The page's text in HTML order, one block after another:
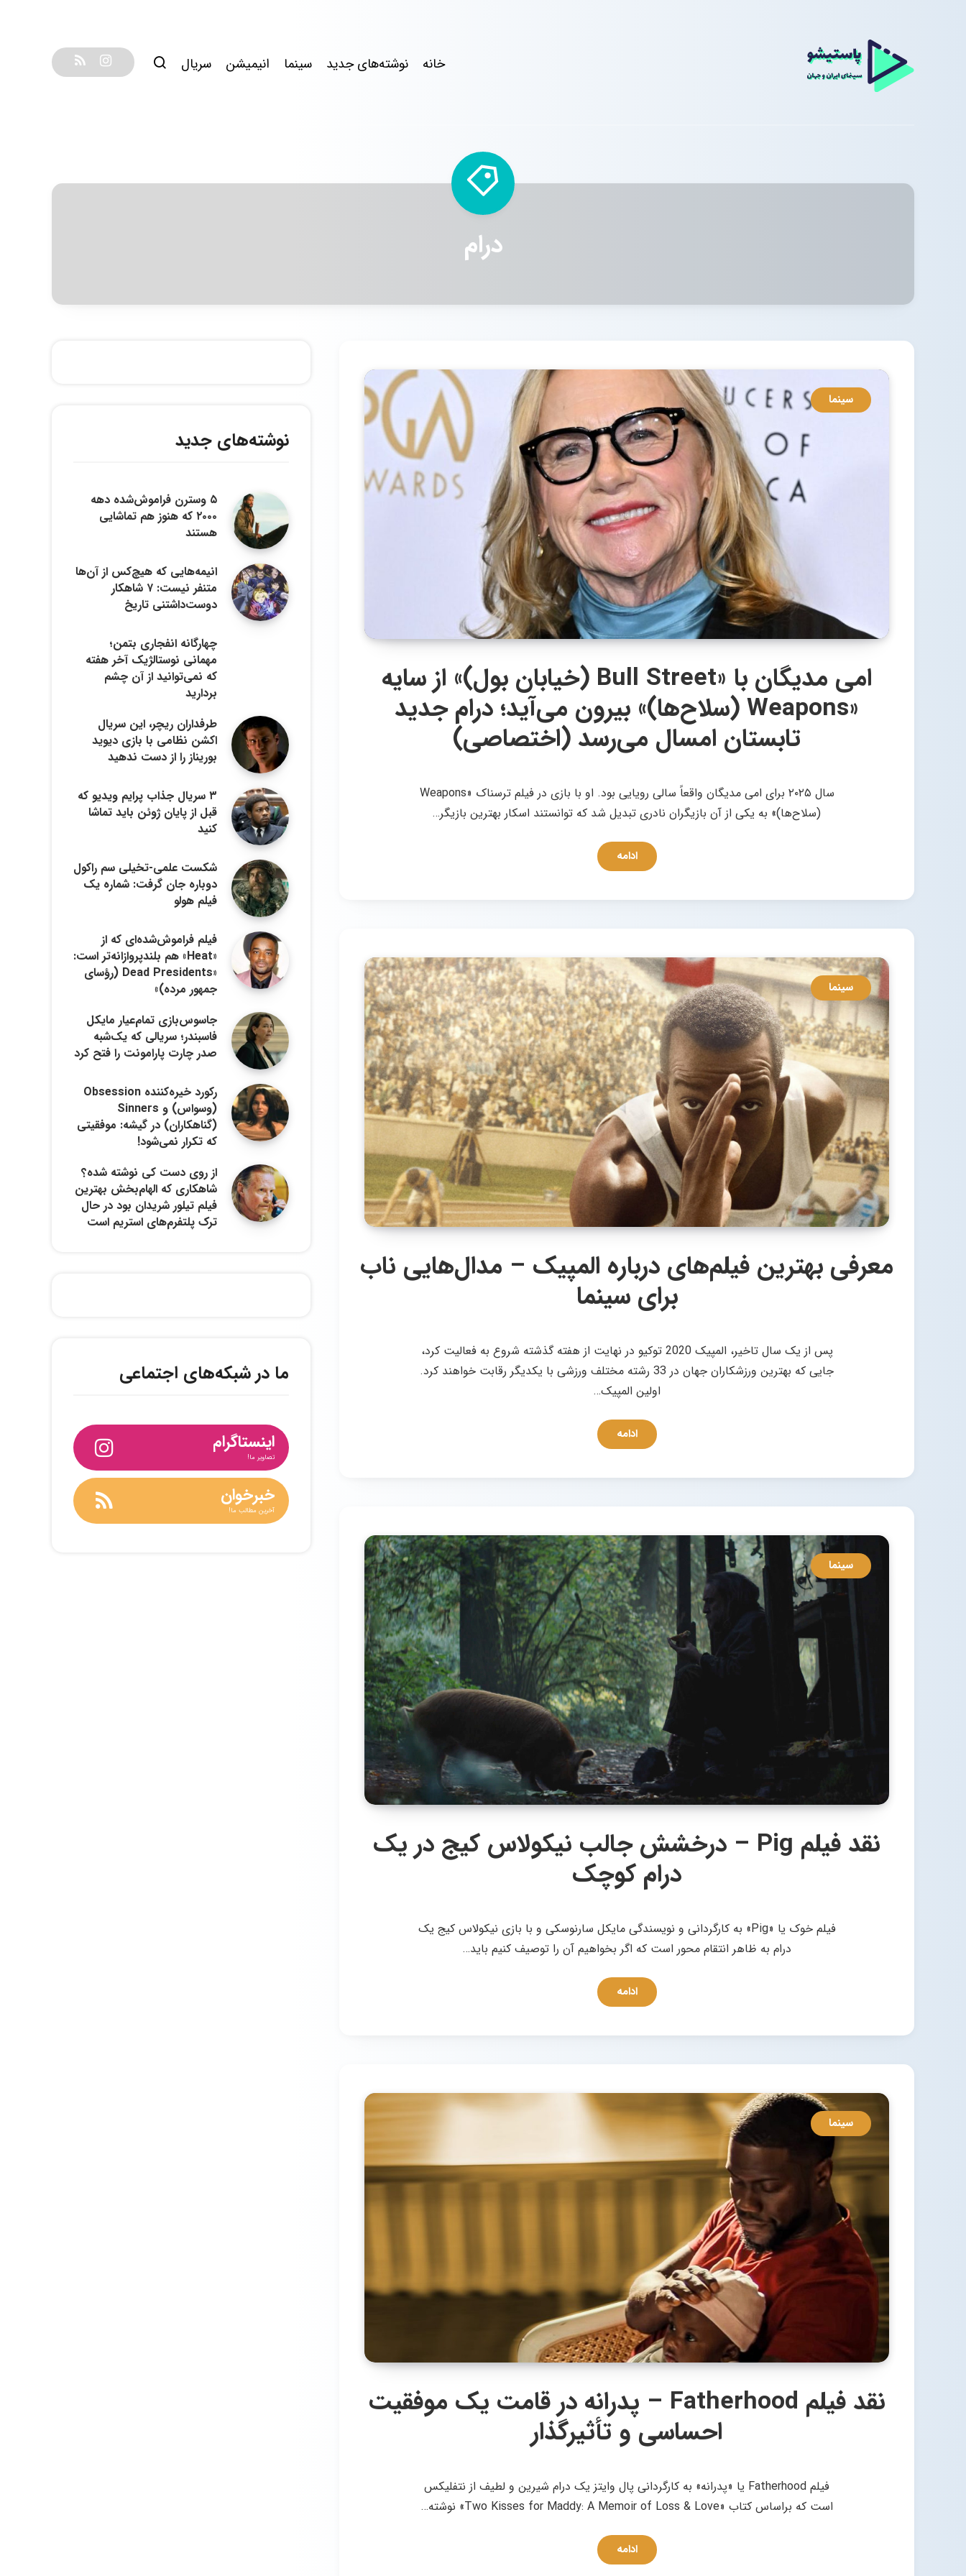
خانه نوشته‌های جدید سینما انیمیشن سریال
درام
سینما
امی مدیگان با «Bull Street (خیابان بول)» از سایه
«Weapons (سلاح‌ها)» بیرون می‌آید؛ درام جدید
تابستان امسال می‌رسد (اختصاصی)
سال ۲۰۲۵ برای امی مدیگان واقعاً سالی رویایی بود. او با بازی در فیلم ترسناک «Weapons
(سلاح‌ها)» به یکی از آن بازیگران نادری تبدیل شد که توانستند اسکار بهترین بازیگر…
ادامه
سینما
معرفی بهترین فیلم‌های درباره المپیک – مدال‌هایی ناب
برای سینما
پس از یک سال تاخیر، المپیک 2020 توکیو در نهایت از هفته گذشته شروع به فعالیت کرد،
جایی که بهترین ورزشکاران جهان در 33 رشته مختلف ورزشی با یکدیگر رقابت خواهند کرد.
اولین المپیک…
ادامه
سینما
نقد فیلم Pig – درخشش جالب نیکولاس کیج در یک
درام کوچک
فیلم خوک یا «Pig» به کارگردانی و نویسندگی مایکل سارنوسکی و با بازی نیکولاس کیج یک
درام به ظاهر انتقام محور است که اگر بخواهیم آن را توصیف کنیم باید…
ادامه
سینما
نقد فیلم Fatherhood – پدرانه در قامت یک موفقیت
احساسی و تأثیرگذار
فیلم Fatherhood یا «پدرانه» به کارگردانی پال وایتز یک درام شیرین و لطیف از نتفلیکس
است که براساس کتاب «Two Kisses for Maddy: A Memoir of Loss & Love» نوشته…
ادامه
نوشته‌های جدید
۵ وسترن فراموش‌شده دهه
۲۰۰۰ که هنوز هم تماشایی
هستند
انیمه‌هایی که هیچ‌کس از آن‌ها
متنفر نیست: ۷ شاهکار
دوست‌داشتنی تاریخ
چهارگانه انفجاری بتمن؛
مهمانی نوستالژیک آخر هفته
که نمی‌توانید از آن چشم
بردارید
طرفداران ریچر، این سریال
اکشن نظامی با بازی دیوید
بوریناز را از دست ندهید
۳ سریال جذاب پرایم ویدیو که
قبل از پایان ژوئن باید تماشا
کنید
شکست علمی-تخیلی سم راکول
دوباره جان گرفت: شماره یک
فیلم هولو
فیلم فراموش‌شده‌ای که از
«Heat» هم بلندپروازانه‌تر است:
«Dead Presidents (رؤسای
جمهور مرده)»
جاسوس‌بازی تمام‌عیار مایکل
فاسبندر؛ سریالی که یک‌شبه
صدر چارت پارامونت را فتح کرد
رکورد خیره‌کننده Obsession
(وسواس) و Sinners
(گناهکاران) در گیشه: موفقیتی
که تکرار نمی‌شود!
از روی دست کی نوشته شده؟
شاهکاری که الهام‌بخش بهترین
فیلم تیلور شریدان بود در حال
ترک پلتفرم‌های استریم است
ما در شبکه‌های اجتماعی
اینستاگرام
تصاویر ما!
خبرخوان
آخرین مطالب ما!